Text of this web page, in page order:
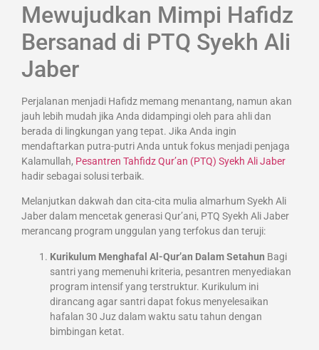
Mewujudkan Mimpi Hafidz
Bersanad di PTQ Syekh Ali
Jaber
Perjalanan menjadi Hafidz memang menantang, namun akan
jauh lebih mudah jika Anda didampingi oleh para ahli dan
berada di lingkungan yang tepat. Jika Anda ingin
mendaftarkan putra-putri Anda untuk fokus menjadi penjaga
Kalamullah, Pesantren Tahfidz Qur’an (PTQ) Syekh Ali Jaber
hadir sebagai solusi terbaik.
Melanjutkan dakwah dan cita-cita mulia almarhum Syekh Ali
Jaber dalam mencetak generasi Qur’ani, PTQ Syekh Ali Jaber
merancang program unggulan yang terfokus dan teruji:
Kurikulum Menghafal Al-Qur’an Dalam Setahun Bagi
santri yang memenuhi kriteria, pesantren menyediakan
program intensif yang terstruktur. Kurikulum ini
dirancang agar santri dapat fokus menyelesaikan
hafalan 30 Juz dalam waktu satu tahun dengan
bimbingan ketat.